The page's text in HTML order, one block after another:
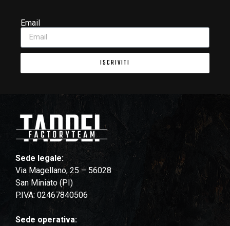
Email
ISCRIVITI
Sede legale:
Via Magellano, 25 – 56028
San Miniato (PI)
P.IVA: 02467840506
Sede operativa: